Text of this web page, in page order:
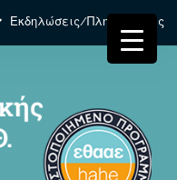
Εκδηλώσεις/Πληροφορίες